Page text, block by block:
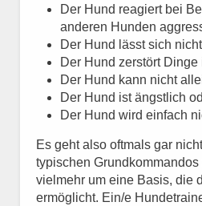
Der Hund reagiert bei
anderen Hunden
Der Hund lässt sich
Der Hund zerstört
Der Hund kann nicht
Der Hund ist ängstlich
Der Hund wird einfach
Es geht also oftmals gar
typischen
vielmehr um eine Basis, die
ermöglicht. Ein/e